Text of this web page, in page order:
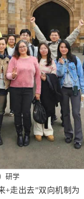
研学
+走出去”双向机制为